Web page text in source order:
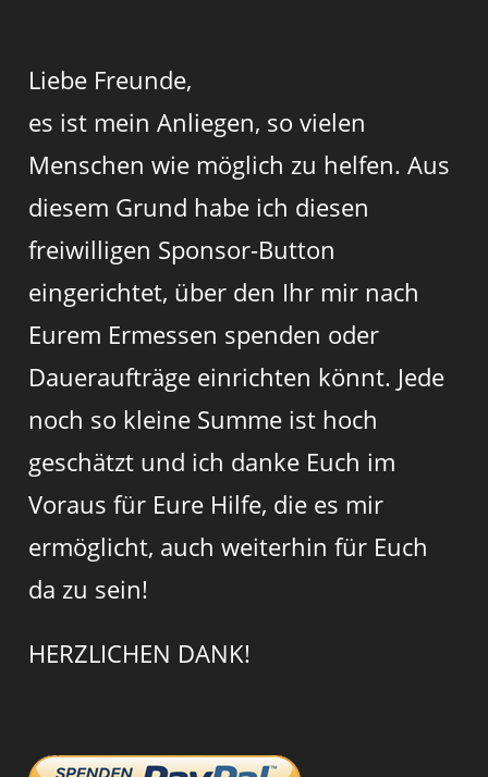
Liebe Freunde,
es ist mein Anliegen, so vielen
Menschen wie möglich zu helfen. Aus
diesem Grund habe ich diesen
freiwilligen Sponsor-Button
eingerichtet, über den Ihr mir nach
Eurem Ermessen spenden oder
Daueraufträge einrichten könnt. Jede
noch so kleine Summe ist hoch
geschätzt und ich danke Euch im
Voraus für Eure Hilfe, die es mir
ermöglicht, auch weiterhin für Euch
da zu sein!
HERZLICHEN DANK!